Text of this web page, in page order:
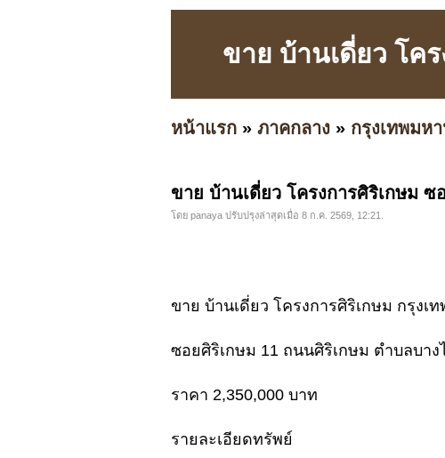
ขาย บ้านเดี่ยว โค
หน้าแรก » ภาคกลาง » กรุงเทพมห
ขาย บ้านเดี่ยว โครงการศิริเกษม
โดย panaya ปรับปรุงล่าสุดเมื่อ 8 ก.ค. 2569, 12:21.
ขาย บ้านเดี่ยว โครงการศิริเกษม กรุงเ
ซอยศิริเกษม 11 ถนนศิริเกษม ตำบลบา
ราคา 2,350,000 บาท
รายละเอียดทรัพย์